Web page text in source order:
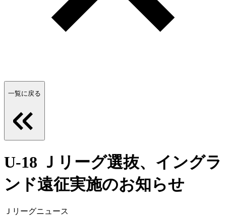
一覧に戻る
U-18 Ｊリーグ選抜、イングラ
ンド遠征実施のお知らせ
Ｊリーグニュース